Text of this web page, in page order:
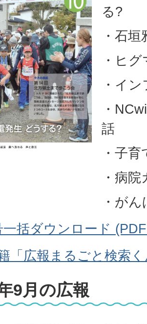
る?
・石
・ヒ
・イ
・
話
・子
・病
・が
一括ダウンロード
「広報まるごと検索
9月の広報